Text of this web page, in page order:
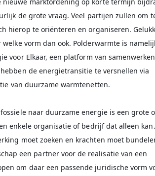
de grote vraag. Veel partijen zullen om
hierop te oriënteren en organiseren.
vorm dan ook. Polderwarmte is
voor Elkaar, een platform van
de energietransitie te versnellen via
van duurzame warmtenetten.
naar duurzame energie is een grote
enkele organisatie of bedrijf dat alleen
moet zoeken en krachten moet
een partner voor de realisatie van een
om daar een passende juridische vorm